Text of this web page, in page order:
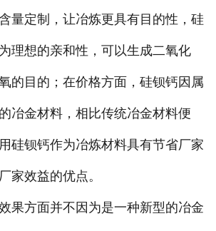
量定制，让冶炼更具有目的性，硅
理想的亲和性，可以生成二氧化
的目的；在价格方面，硅钡钙因属
冶金材料，相比传统冶金材料便
硅钡钙作为冶炼材料具有节省厂家
家效益的优点。
方面并不因为是一种新型的冶金